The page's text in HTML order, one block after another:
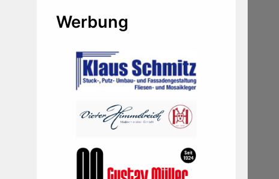
Werbung